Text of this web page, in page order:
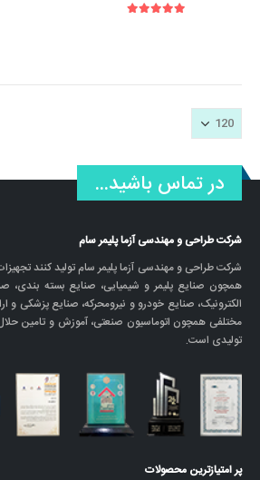
در تماس باشید...
شرکت طراحی و مهندسی آزما پلیمر سام
شرکت طراحی و مهندسی آزما پلیمر سام تولید کنند
همچون صنایع پلیمر و شیمیایی، صنایع بسته بندی،
الکترونیک، صنایع خودرو و نیرومحرکه، صنایع پزشکی
مختلفی همچون اتوماسیون صنعتی، آموزش و تامین
تولیدی است.
پر امتیازترین محصولات